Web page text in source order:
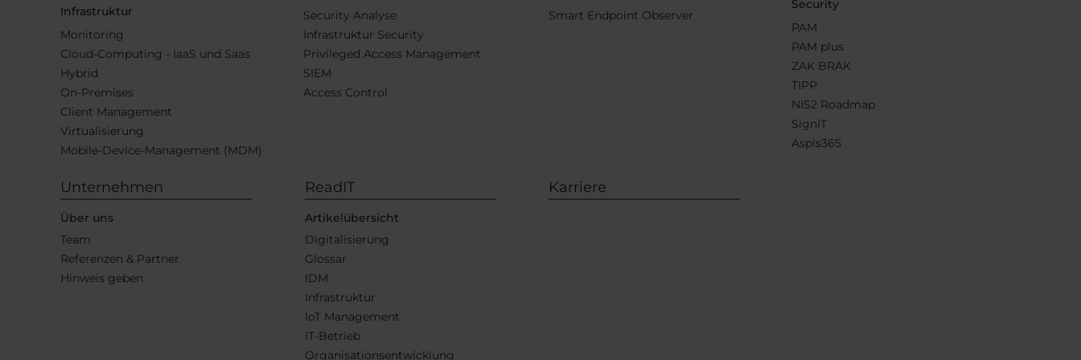
Infrastruktur
Monitoring
Cloud-Computing - IaaS und Saas
Hybrid
On-Premises
Client Management
Virtualisierung
Mobile-Device-Management (MDM)
Security Analyse
Infrastruktur Security
Privileged Access Management
SIEM
Access Control
Smart Endpoint Observer
Security
PAM
PAM plus
ZAK BRAK
TIPP
NIS2 Roadmap
SignIT
Aspis365
Unternehmen
Über uns
Team
Referenzen & Partner
Hinweis geben
ReadIT
Artikelübersicht
Digitalisierung
Glossar
IDM
Infrastruktur
IoT Management
IT-Betrieb
Organisationsentwicklung
Karriere